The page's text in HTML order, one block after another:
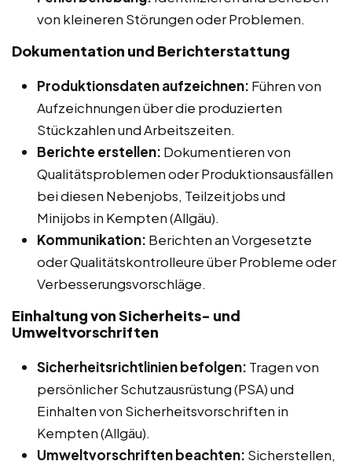
von kleineren Störungen oder Problemen.
Dokumentation und Berichterstattung
Produktionsdaten aufzeichnen: Führen von
Aufzeichnungen über die produzierten
Stückzahlen und Arbeitszeiten.
Berichte erstellen: Dokumentieren von
Qualitätsproblemen oder Produktionsausfällen
bei diesen Nebenjobs, Teilzeitjobs und
Minijobs in Kempten (Allgäu).
Kommunikation: Berichten an Vorgesetzte
oder Qualitätskontrolleure über Probleme oder
Verbesserungsvorschläge.
Einhaltung von Sicherheits- und
Umweltvorschriften
Sicherheitsrichtlinien befolgen: Tragen von
persönlicher Schutzausrüstung (PSA) und
Einhalten von Sicherheitsvorschriften in
Kempten (Allgäu).
Umweltvorschriften beachten: Sicherstellen,